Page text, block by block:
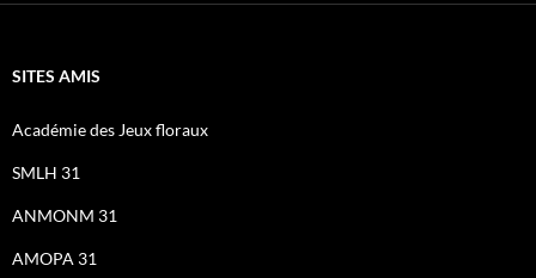
SITES AMIS
Académie des Jeux floraux
SMLH 31
ANMONM 31
AMOPA 31